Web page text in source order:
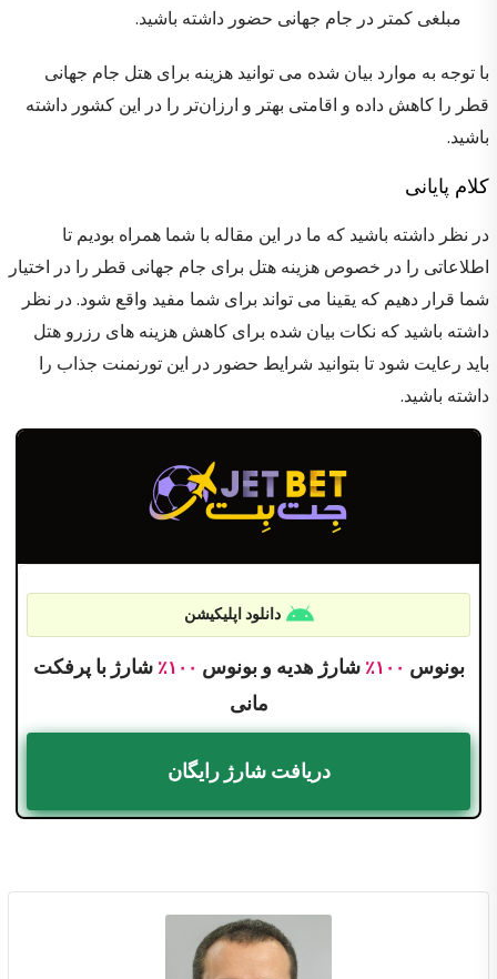
مبلغی کمتر در جام جهانی حضور داشته باشید.
با توجه به موارد بیان شده می توانید هزینه برای هتل جام جهانی
قطر را کاهش داده و اقامتی بهتر و ارزان‌تر را در این کشور داشته
باشید.
کلام پایانی
در نظر داشته باشید که ما در این مقاله با شما همراه بودیم تا
اطلاعاتی را در خصوص هزینه هتل برای جام جهانی قطر را در اختیار
شما قرار دهیم که یقینا می تواند برای شما مفید واقع شود. در نظر
داشته باشید که نکات بیان شده برای کاهش هزینه های رزرو هتل
باید رعایت شود تا بتوانید شرایط حضور در این تورنمنت جذاب را
داشته باشید.
دانلود اپلیکیشن
بونوس ۱۰۰٪ شارژ هدیه و بونوس ۱۰۰٪ شارژ با پرفکت
مانی
دریافت شارژ رایگان